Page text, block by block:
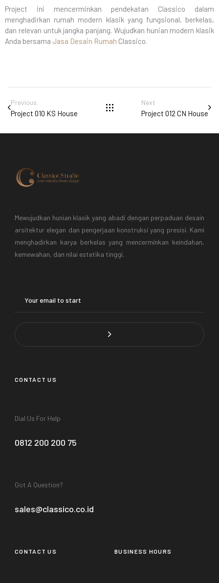
Project ini mencerminkan pendekatan Classico dalam
menghadirkan rumah modern klasik yang fungsional, berkelas,
dan relevan untuk jangka panjang. Wujudkan hunian modern klasik
Anda bersama Jasa Desain Rumah Classico.
Previous
Project 010 KS House
Next
Project 012 CN House
Mewujudkan hunian klasik yang abadi dengan perpaduan desain
arsitektur elegan dan pengerjaan konstruksi yang presisi. Kami
menghadirkan karya berkelas yang mencerminkan keindahan,
kemewahan, dan nilai estetika tinggi.
CONTACT US
Dial Us For Help
0812 200 200 75
Got A Question?
sales@classico.co.id
CONTACT US BUSINESS HOURS